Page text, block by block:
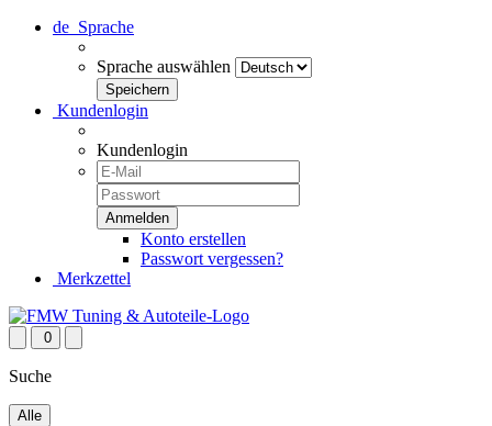
de Sprache
Sprache auswählen
Kundenlogin
Kundenlogin
Konto erstellen
Passwort vergessen?
Merkzettel
0
Suche
Alle